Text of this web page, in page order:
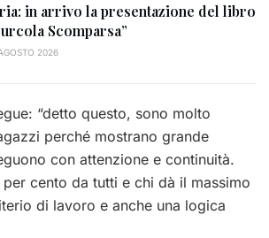
in arrivo la presentazione del libro
Scomparsa”
2026
“detto questo, sono molto
perché mostrano grande
con attenzione e continuità.
cento da tutti e chi dà il massimo
di lavoro e anche una logica